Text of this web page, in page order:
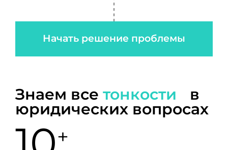
Начать решение проблемы
Знаем все тонкости в
юридических вопросах
+